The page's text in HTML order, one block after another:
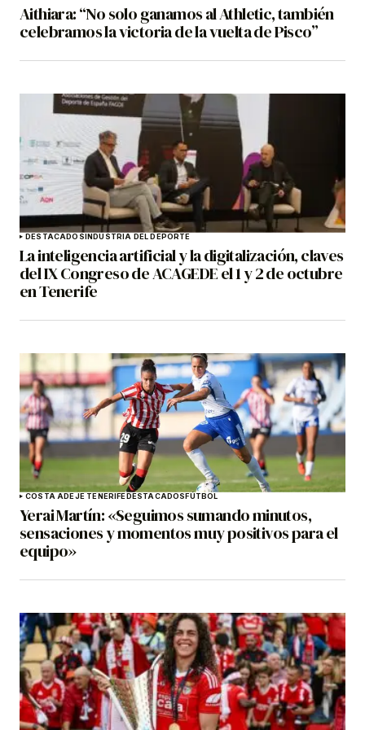
Aithiara: “No solo ganamos al Athletic, también
celebramos la victoria de la vuelta de Pisco”
DESTACADOSINDUSTRIA DEL DEPORTE
La inteligencia artificial y la digitalización, claves
del IX Congreso de ACAGEDE el 1 y 2 de octubre
en Tenerife
COSTA ADEJE TENERIFEDESTACADOSFÚTBOL
Yerai Martín: «Seguimos sumando minutos,
sensaciones y momentos muy positivos para el
equipo»